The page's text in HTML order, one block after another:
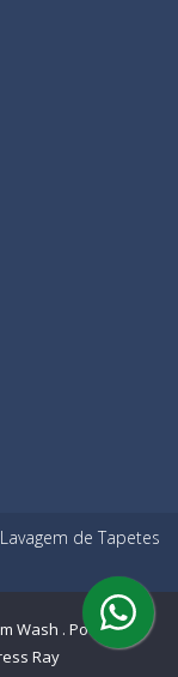
Lavagem de Tapetes
Wash . Powered
Ray